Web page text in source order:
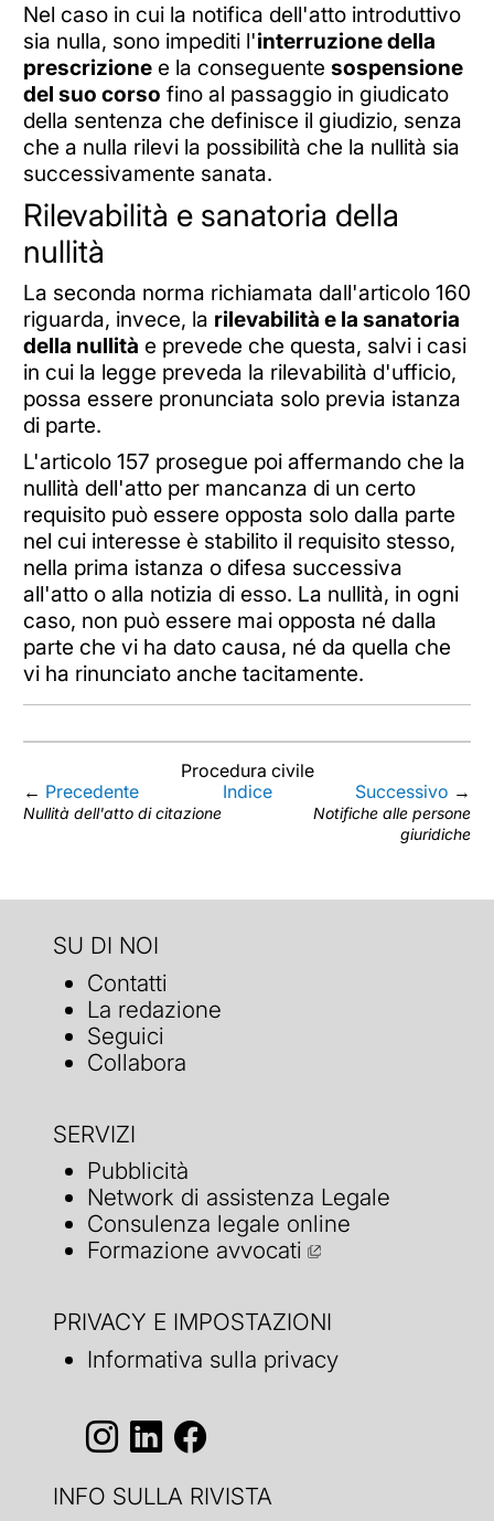
Nel caso in cui la notifica dell'atto introduttivo
sia nulla, sono impediti l'interruzione della
prescrizionee la conseguente sospensione
del suo corso fino al passaggio in giudicato
della sentenza che definisce il giudizio, senza
che a nulla rilevi la possibilità che la nullità sia
successivamente sanata.
Rilevabilità e sanatoria della
nullità
La seconda norma richiamata dall'articolo 160
riguarda, invece, la rilevabilità e la sanatoria
della nullità e prevede che questa, salvi i casi
in cui la legge preveda la rilevabilità d'ufficio,
possa essere pronunciata solo previa istanza
di parte.
L'articolo 157 prosegue poi affermando che la
nullità dell'atto per mancanza di un certo
requisito può essere opposta solo dalla parte
nel cui interesse è stabilito il requisito stesso,
nella prima istanza o difesa successiva
all'atto o alla notizia di esso. La nullità, in ogni
caso, non può essere mai opposta né dalla
parte che vi ha dato causa, né da quella che
vi ha rinunciato anche tacitamente.
Procedura civile
← Precedente
Nullità dell'atto di citazione
Indice Successivo →
Notifiche alle persone
giuridiche
SU DI NOI
Contatti
La redazione
Seguici
Collabora
SERVIZI
Pubblicità
Network di assistenza Legale
Consulenza legale online
Formazione avvocati
PRIVACY E IMPOSTAZIONI
Informativa sulla privacy
INFO SULLA RIVISTA